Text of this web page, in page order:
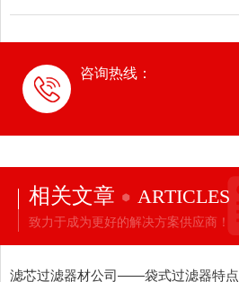
咨询热线：
相关文章 ARTICLES
致力于成为更好的解决方案供应商！
滤芯过滤器材公司——袋式过滤器特点